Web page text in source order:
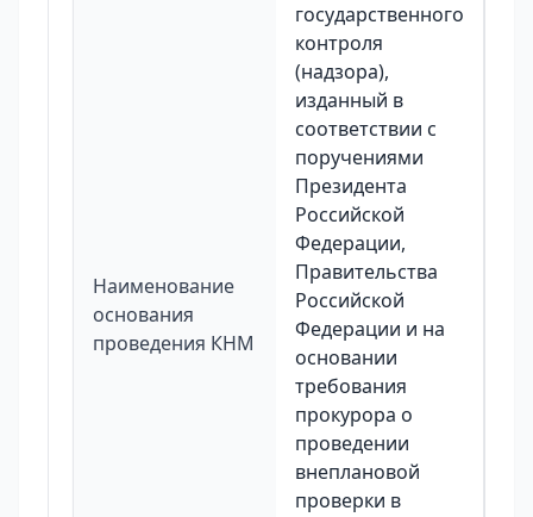
Наименование
основания
проведения КНМ
государственного
контроля
(надзора),
изданный в
соответствии с
поручениями
Президента
Российской
Федерации,
Правительства
Российской
Федерации и на
основании
требования
прокурора о
проведении
внеплановой
проверки в